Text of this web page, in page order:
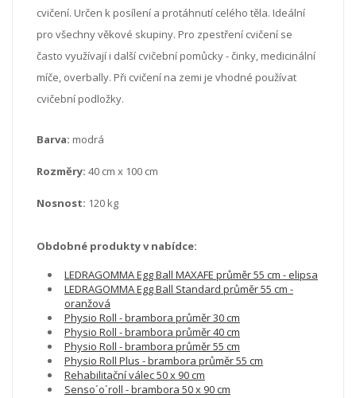
cvičení. Určen k posílení a protáhnutí celého těla. Ideální
pro všechny věkové skupiny. Pro zpestření cvičení se
často využívají i další cvičební pomůcky - činky, medicinální
míče, overbally. Při cvičení na zemi je vhodné používat
cvičební podložky.
Barva: modrá
Rozměry: 40 cm x 100 cm
Nosnost: 120 kg
Obdobné produkty v nabídce:
LEDRAGOMMA Egg Ball MAXAFE průměr 55 cm - elipsa
LEDRAGOMMA Egg Ball Standard průměr 55 cm -
oranžová
Physio Roll - brambora průměr 30 cm
Physio Roll - brambora průměr 40 cm
Physio Roll - brambora průměr 55 cm
Physio Roll Plus - brambora průměr 55 cm
Rehabilitační válec 50 x 90 cm
Senso´o´roll - brambora 50 x 90 cm